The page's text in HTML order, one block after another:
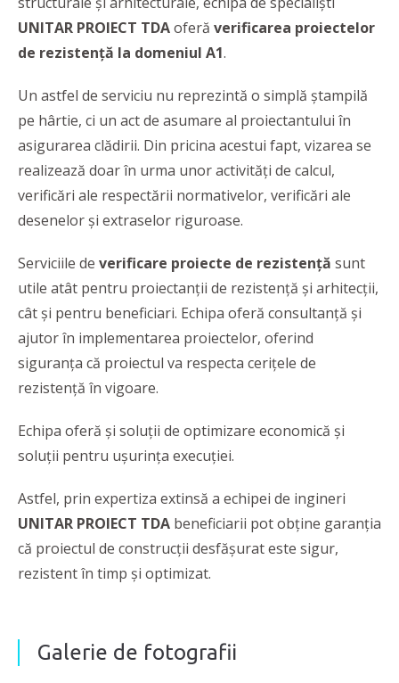
UNITAR PROIECT TDAoferă verificarea proiectelor
de rezistenţă la domeniul A1.
Un astfel de serviciu nu reprezintă o simplă ştampilă
pe hârtie, ci un act de asumare al proiectantului în
asigurarea clădirii. Din pricina acestui fapt, vizarea se
realizează doar în urma unor activități de calcul,
verificări ale respectării normativelor, verificări ale
desenelor și extraselor riguroase.
Serviciile de verificare proiecte de rezistenţă sunt
utile atât pentru proiectanții de rezistență şi arhitecții,
cât și pentru beneficiari. Echipa oferă consultanţă şi
ajutor în implementarea proiectelor, oferind
siguranța că proiectul va respecta cerițele de
rezistență în vigoare.
Echipa oferă şi soluții de optimizare economică și
soluţii pentru ușurința execuției.
Astfel, prin expertiza extinsă a echipei de ingineri
UNITAR PROIECT TDA beneficiarii pot obţine garanţia
că proiectul de construcţii desfăşurat este sigur,
rezistent în timp şi optimizat.
Galerie de fotografii